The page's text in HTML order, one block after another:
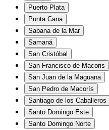
Puerto Plata
Punta Cana
Sabana de la Mar
Samaná
San Cristóbal
San Francisco de Macoris
San Juan de la Maguana
San Pedro de Macorís
Santiago de los Caballeros
Santo Domingo Este
Santo Domingo Norte